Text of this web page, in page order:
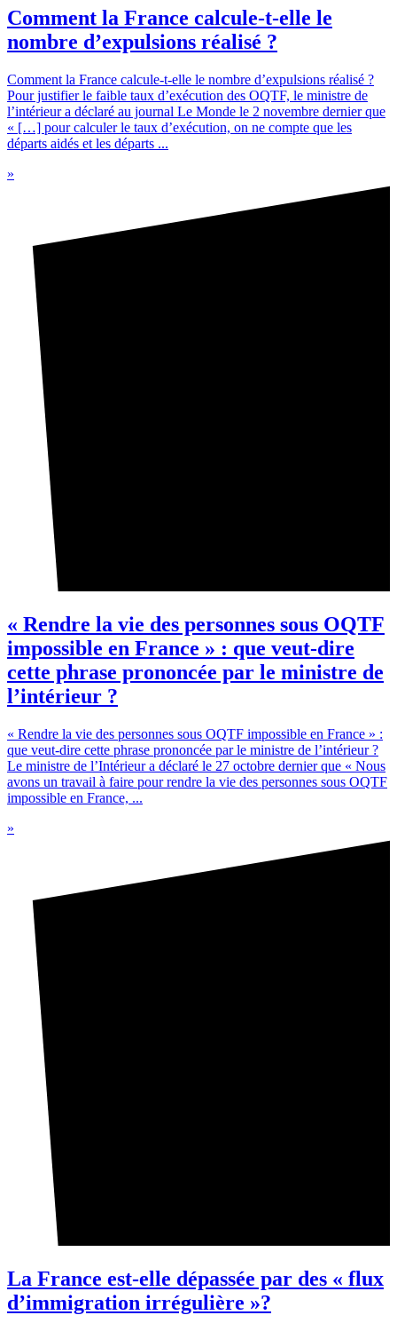
Comment la France calcule-t-elle le
nombre d’expulsions réalisé ?
Comment la France calcule-t-elle le nombre d’expulsions réalisé ?
Pour justifier le faible taux d’exécution des OQTF, le ministre de
l’intérieur a déclaré au journal Le Monde le 2 novembre dernier que
« […] pour calculer le taux d’exécution, on ne compte que les
départs aidés et les départs ...
»
« Rendre la vie des personnes sous OQTF
impossible en France » : que veut-dire
cette phrase prononcée par le ministre de
l’intérieur ?
« Rendre la vie des personnes sous OQTF impossible en France » :
que veut-dire cette phrase prononcée par le ministre de l’intérieur ?
Le ministre de l’Intérieur a déclaré le 27 octobre dernier que « Nous
avons un travail à faire pour rendre la vie des personnes sous OQTF
impossible en France, ...
»
La France est-elle dépassée par des « flux
d’immigration irrégulière »?